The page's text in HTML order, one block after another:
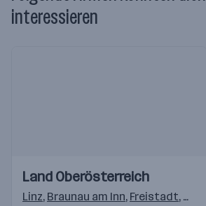
interessieren
Videos
Einblicke
Einblicke
Land Oberösterreich
Linz, Braunau am Inn, Freistadt,